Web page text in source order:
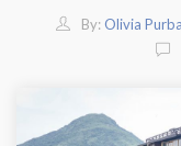
By: Olivia Purba